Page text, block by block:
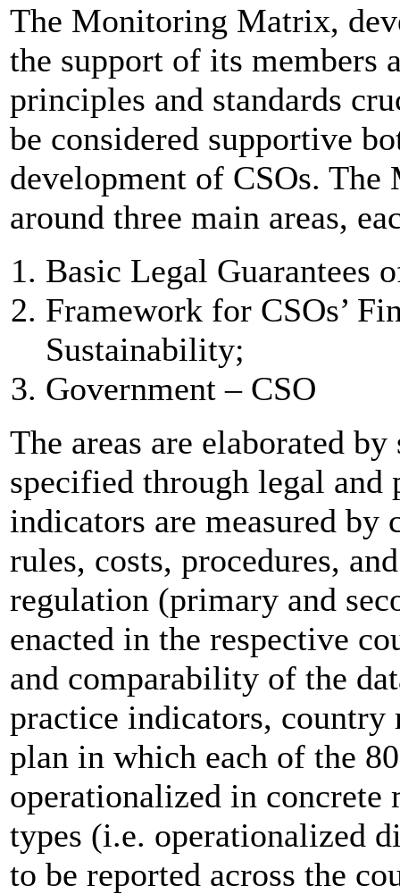
The Monitoring Matrix,
the support of its members
principles and standards
be considered supportive
development of CSOs.
around three main areas,
Basic Legal Guarantees
Framework for CSOs’
Sustainability;
Government – CSO
The areas are elaborated
specified through legal
indicators are measured by
rules, costs, procedures,
regulation (primary and
enacted in the respective
and comparability of the
practice indicators, country
plan in which each of the
operationalized in concrete
types (i.e. operationalized
to be reported across the